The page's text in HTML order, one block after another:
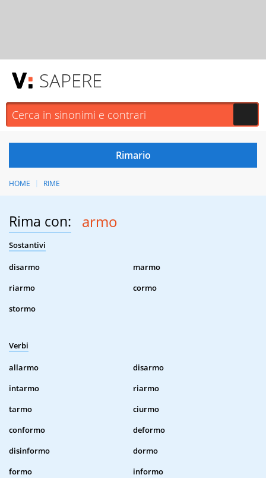
SAPERE
HOME RIME
Rima con: armo
Sostantivi
disarmo
marmo
riarmo
cormo
stormo
Verbi
allarmo
disarmo
intarmo
riarmo
tarmo
ciurmo
conformo
deformo
disinformo
dormo
formo
informo